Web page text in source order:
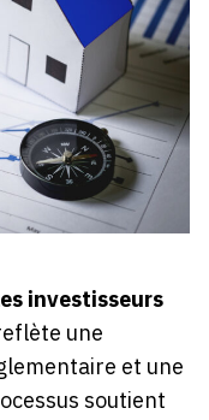
investisseurs
une
et une
soutient